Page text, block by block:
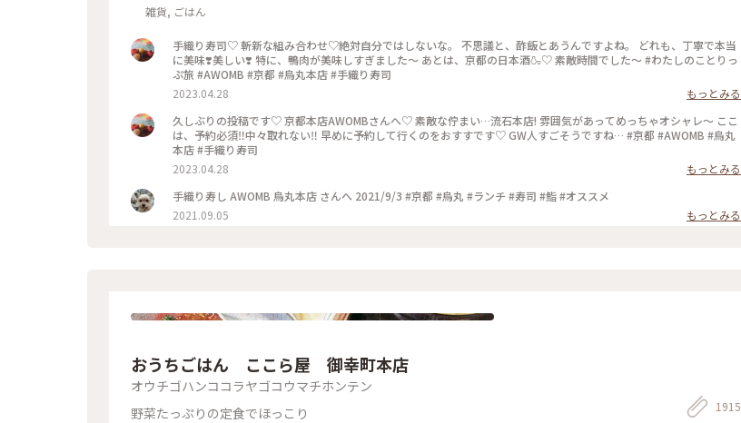
雑貨, ごはん
手織り寿司♡ 斬新な組み合わせ♡絶対自分ではしないな。 不思議と、酢飯とあうんですよね。 どれも、丁寧で本当
に美味❣️美しい❣️ 特に、鴨肉が美味しすぎました〜 あとは、京都の日本酒🍶♡ 素敵時間でした〜 #わたしのことりっ
ぷ旅 #AWOMB #京都 #烏丸本店 #手織り寿司
2023.04.28
もっとみる
久しぶりの投稿です♡ 京都本店AWOMBさんへ♡ 素敵な佇まい…流石本店! 雰囲気があってめっちゃオシャレ〜 ここ
は、予約必須‼︎中々取れない‼︎ 早めに予約して行くのをおすすです♡ GW人すごそうですね… #京都 #AWOMB #烏丸
本店 #手織り寿司
2023.04.28
もっとみる
手織り寿し AWOMB 烏丸本店 さんへ 2021/9/3 #京都 #烏丸 #ランチ #寿司 #鮨 #オススメ
2021.09.05
もっとみる
おうちごはん ここら屋 御幸町本店
オウチゴハンココラヤゴコウマチホンテン
野菜たっぷりの定食でほっこり
1915